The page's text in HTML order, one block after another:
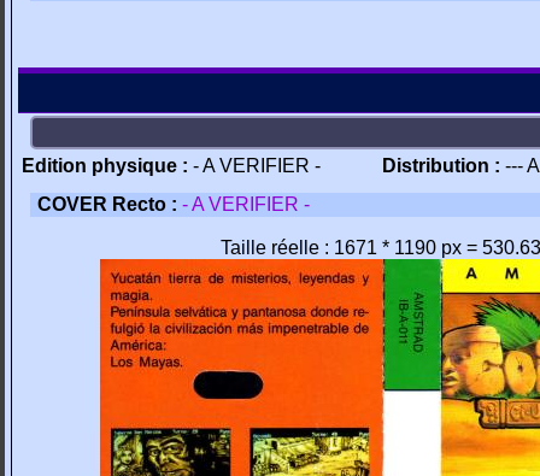
Edition physique : - A VERIFIER - Distribution : ---
COVER Recto : - A VERIFIER -
Taille réelle : 1671 * 1190 px =